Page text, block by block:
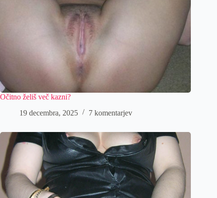
Očitno želiš več kazni?
19 decembra, 2025
7 komentarjev